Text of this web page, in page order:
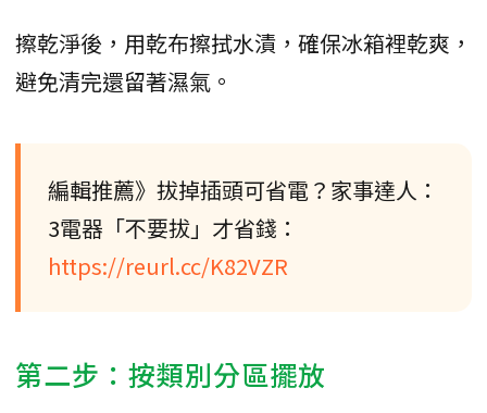
擦乾淨後，用乾布擦拭水漬，確保冰箱裡乾爽，
避免清完還留著濕氣。
編輯推薦》拔掉插頭可省電？家事達人：
3電器「不要拔」才省錢：
https://reurl.cc/K82VZR
第二步：按類別分區擺放